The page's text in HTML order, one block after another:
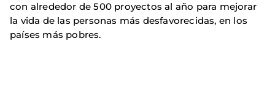
con alrededor de 500 proyectos al año para mejorar
la vida de las personas más desfavorecidas, en los
países más pobres.